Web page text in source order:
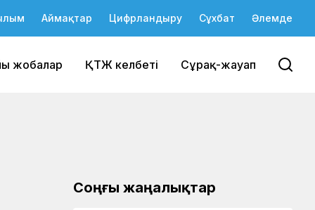
Аймақтар Цифрландыру Сұхбат Әлемде
жобалар ҚТЖ келбеті Сұрақ-жауап
Соңғы жаңалықтар